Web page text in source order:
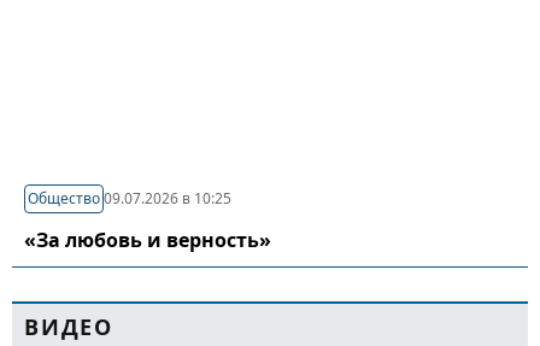
Общество09.07.2026 в 10:25
«За любовь и верность»
ВИДЕО